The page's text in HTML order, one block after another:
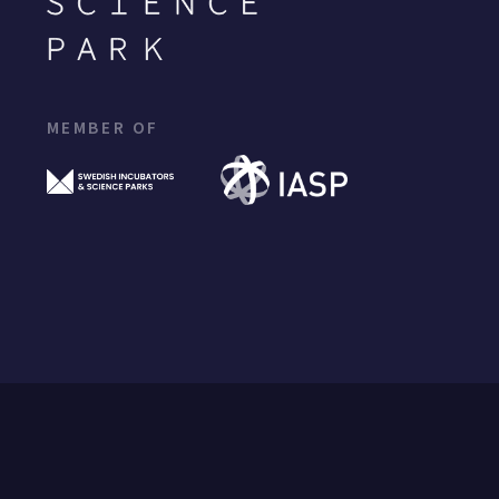
MEMBER OF